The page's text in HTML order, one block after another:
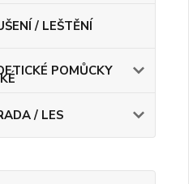
/ LEŠTĚNÍ
POMŮCKY
/ LES